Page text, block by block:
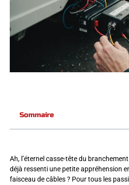
Sommaire
Ah, l’éternel casse-tête du
déjà ressenti une petite appréhension
faisceau de câbles ? Pour tous les